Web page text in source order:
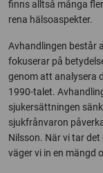
finns alltså många
rena hälsoaspekter.
Avhandlingen består
fokuserar på
genom att analysera
1990-talet.
sjukersättningen
sjukfrånvaron
Nilsson. När vi tar
väger vi in en mängd